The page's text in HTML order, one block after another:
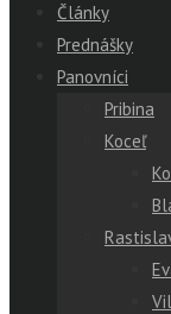
Články
Prednášky
Panovníci
Pribina
Koceľ